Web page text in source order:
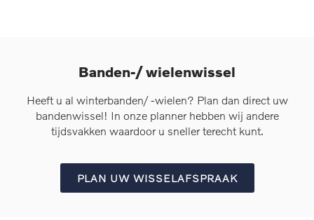
Banden-/ wielenwissel
Heeft u al winterbanden/ -wielen? Plan dan direct uw
bandenwissel! In onze planner hebben wij andere
tijdsvakken waardoor u sneller terecht kunt.
PLAN UW WISSELAFSPRAAK